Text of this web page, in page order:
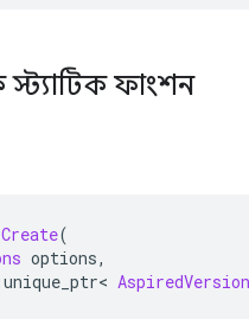
ফাংশন
Create(
options,
unique_ptr<